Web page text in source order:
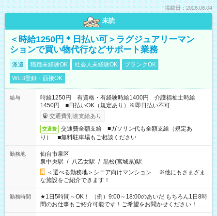
掲載日：2026.08.04
未読
＜時給1250円＊日払い可＞ラグジュアリーマン
ションで買い物代行などサポート業務
派遣 職種未経験OK 社会人未経験OK
ブランクOK
WEB登録・面接OK
給与
時給1250円 有資格・有経験時給1400円 介護福祉士時給
1450円 ■日払いOK（規定あり）※即日払い不可
交通費別途支給あり
交通費
交通費全額支給 ■ガソリン代も全額支給（規定あ
り） ■無料駐車場もご相談ください
勤務地
仙台市泉区
泉中央駅 / 八乙女駅 / 黒松(宮城県)駅
＜選べる勤務地＞シニア向けマンション ※他にもさまざま
な施設をご紹介できます！
勤務時間
★1日5時間～OK！ （例）9:00～18:00のあいだ もちろん1日8時
間のお仕事もご紹介可能です！ご希望をお聞かせください！ ★
家庭の都合でお休みが必要な場合も遠慮なくご相談ください。